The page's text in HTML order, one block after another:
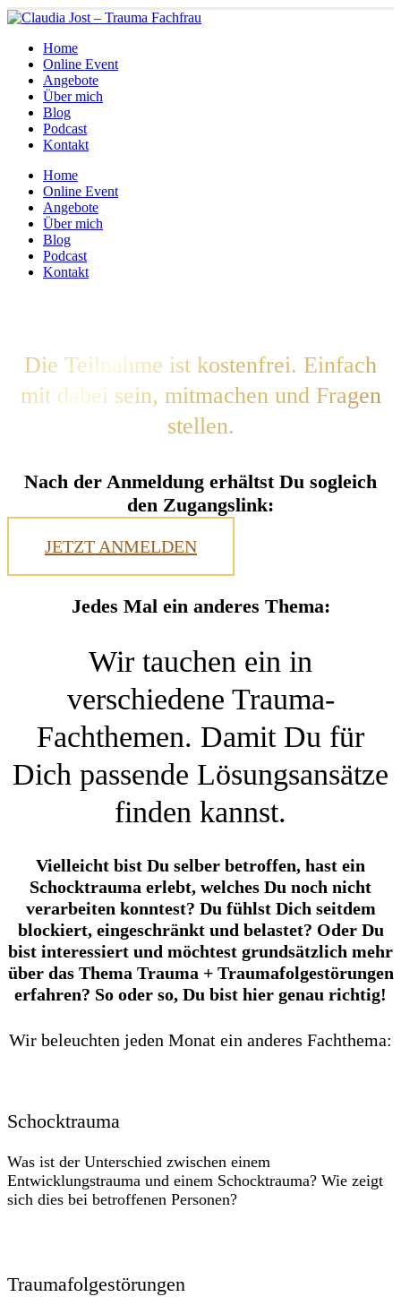
Home
Online Event
Angebote
Über mich
Blog
Podcast
Kontakt
Home
Online Event
Angebote
Über mich
Blog
Podcast
Kontakt
Die Teilnahme ist kostenfrei. Einfach
mit dabei sein, mitmachen und Fragen
stellen.
Nach der Anmeldung erhältst Du sogleich
den Zugangslink:
JETZT ANMELDEN
Jedes Mal ein anderes Thema:
Wir tauchen ein in
verschiedene Trauma-
Fachthemen. Damit Du für
Dich passende Lösungsansätze
finden kannst.
Vielleicht bist Du selber betroffen, hast ein
Schocktrauma erlebt, welches Du noch nicht
verarbeiten konntest? Du fühlst Dich seitdem
blockiert, eingeschränkt und belastet? Oder Du
bist interessiert und möchtest grundsätzlich mehr
über das Thema Trauma + Traumafolgestörungen
erfahren? So oder so, Du bist hier genau richtig!
Wir beleuchten jeden Monat ein anderes Fachthema:
Schocktrauma
Was ist der Unterschied zwischen einem
Entwicklungstrauma und einem Schocktrauma? Wie zeigt
sich dies bei betroffenen Personen?
Traumafolgestörungen